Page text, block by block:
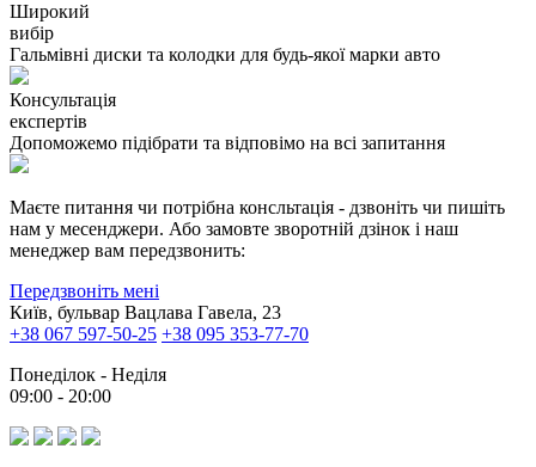
Широкий
вибір
Гальмівні диски та колодки для будь-якої марки авто
Консультація
експертів
Допоможемо підібрати та відповімо на всі запитання
Маєте питання чи потрібна консльтація - дзвоніть чи пишіть
нам у месенджери. Або замовте зворотній дзінок і наш
менеджер вам передзвонить:
Передзвоніть мені
Київ, бульвар Вацлава Гавела, 23
+38 067 597-50-25 +38 095 353-77-70
Понеділок - Неділя
09:00 - 20:00